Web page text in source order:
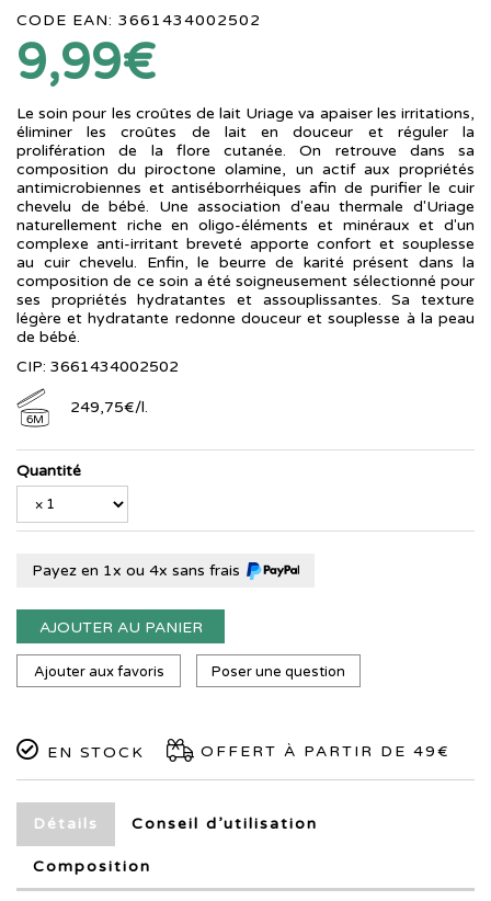
CODE EAN: 3661434002502
9,99€
Le soin pour les croûtes de lait Uriage va apaiser les irritations,
éliminer les croûtes de lait en douceur et réguler la
prolifération de la flore cutanée. On retrouve dans sa
composition du piroctone olamine, un actif aux propriétés
antimicrobiennes et antiséborrhéiques afin de purifier le cuir
chevelu de bébé. Une association d'eau thermale d'Uriage
naturellement riche en oligo-éléments et minéraux et d'un
complexe anti-irritant breveté apporte confort et souplesse
au cuir chevelu. Enfin, le beurre de karité présent dans la
composition de ce soin a été soigneusement sélectionné pour
ses propriétés hydratantes et assouplissantes. Sa texture
légère et hydratante redonne douceur et souplesse à la peau
de bébé.
CIP: 3661434002502
6M
249,75€/l.
Quantité
Payez en 1x ou 4x sans frais
AJOUTER AU PANIER
Ajouter aux favoris Poser une question
EN STOCK OFFERT À PARTIR DE 49€
Détails Conseil d’utilisation
Composition